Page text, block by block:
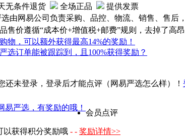
无条件退货 全场正品
提供发票
选由网易公司负责采购、品控、物流、销售、售后
售价遵循“成本价+增值税+邮费”规则，去掉了高
物，可以额外获得最高14%的奖励！
选订单能被跟踪到，且100%获得奖励？
还未登录，登录后才能点评（网易严选怎么样）！
会员点评
以获得积分奖励哦 - - 奖励详情>>